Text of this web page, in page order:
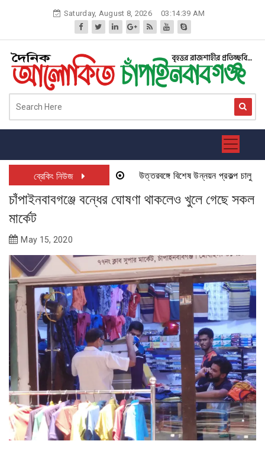
Saturday, August 8, 2026 03:14:39 AM
ব্রেকিং নিউজ উত্তরবঙ্গে বিশেষ উন্নয়ন প্রকল্প চালু হতে
চাঁপাইনবাবগঞ্জে বন্ধের ঘোষণা থাকলেও খুলে গেছে সকল
মার্কেট
May 15, 2020